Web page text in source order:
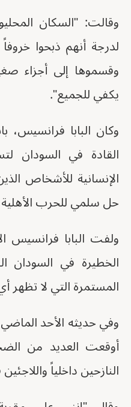
وقالت: "السكان
وقسموها إلى أجزاء
يكفي للجميع".
وكان البابا فرانسيس،
القادة في السودان
الإنسانية للأشخاص
حل سلمي للحرب الأهلية
ولفت البابا فرانسيس
الخطيرة في السودان
المستمرة التي لا تظهر
وفي حديثه الأحد
أوقعت العديد من
النازحين داخلياً